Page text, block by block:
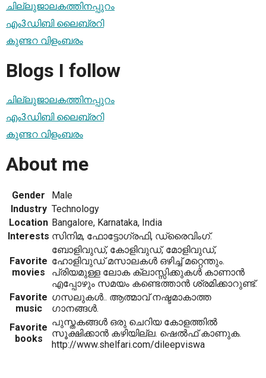
ചില്ലുജാലകത്തിനപ്പുറം
എം3ഡിബി ലൈബ്രറി
കുണ്ടറ വിളംബരം
Blogs I follow
ചില്ലുജാലകത്തിനപ്പുറം
എം3ഡിബി ലൈബ്രറി
കുണ്ടറ വിളംബരം
About me
Gender
Male
Industry Technology
Location Bangalore, Karnataka, India
Interests സിനിമ, ഫോട്ടോഗ്രഫി, ഡ്രൈവിംഗ്.
Favorite
movies
ബോളിവുഡ്, കോളിവുഡ്, മോളിവുഡ്,
ഹോളിവുഡ് മസാലകള്‍ ഒഴിച്ച് മറ്റെന്തും.
പ്രിയമുള്ള ലോക ക്ലാസ്സിക്കുകള്‍ കാണാന്‍
എപ്പോഴും സമയം കണ്ടെത്താന്‍ ശ്രമിക്കാറുണ്ട്.
Favorite
music
ഗസലുകള്‍.. ആത്മാവ് നഷ്ടമാകാത്ത
ഗാനങ്ങള്‍.
Favorite
books
പുസ്തകങ്ങള്‍ ഒരു ചെറിയ കോളത്തില്‍
സൂക്ഷിക്കാന്‍ കഴിയില്ല. ഷെല്‍ഫ് കാണുക.
http://www.shelfari.com/dileepviswa